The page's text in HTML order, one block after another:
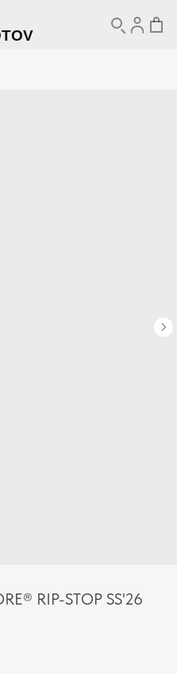
RIP-STOP SS'26